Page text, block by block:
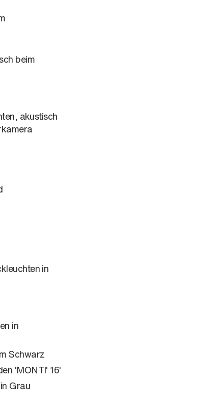
beim
akustisch
in
in
Schwarz
'MONTI' 16'
Grau